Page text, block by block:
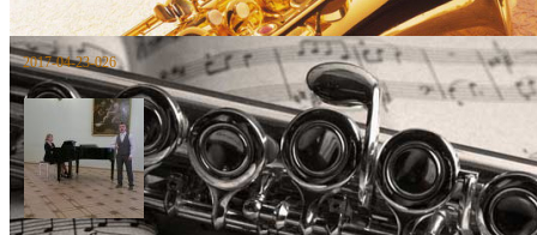
2017-04-23-026